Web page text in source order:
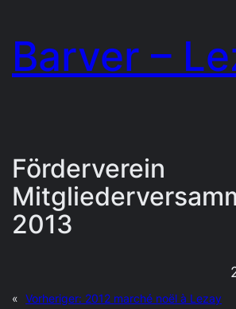
Inhalt
springen
Barver –
Förderverein
2013
« Vorheriger: 2012 marché noël à Lezay